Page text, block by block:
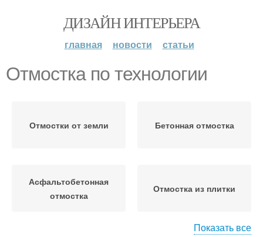
ДИЗАЙН ИНТЕРЬЕРА
главная новости статьи
Отмостка по технологии
Отмостки от земли Бетонная отмостка
Асфальтобетонная
отмостка
Отмостка из плитки
Показать все